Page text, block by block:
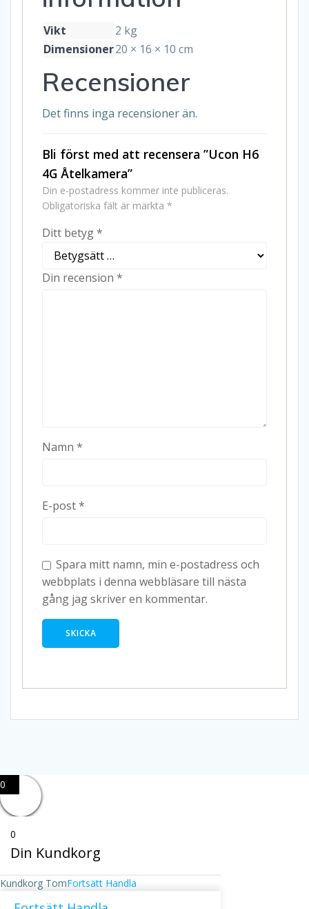
Vikt
2 kg
Dimensioner20 × 16 × 10 cm
Recensioner
Det finns inga recensioner än.
Bli först med att recensera ”Ucon H6
4G Åtelkamera”
Din e-postadress kommer inte publiceras.
Obligatoriska fält är märkta *
Ditt betyg*
Din recension *
Namn *
E-post*
Spara mitt namn, min e-postadress och
webbplats i denna webbläsare till nästa
gång jag skriver en kommentar.
0
0
Din Kundkorg
Kundkorg TomFortsätt Handla